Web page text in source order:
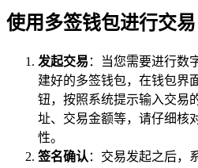
使用多签钱包进行交易
发起交易 ：当您需要进行数
建好的多签钱包，在钱包界
钮，按照系统提示输入交易
址、交易金额等，请仔细核
性。
签名确认 ：交易发起之后，